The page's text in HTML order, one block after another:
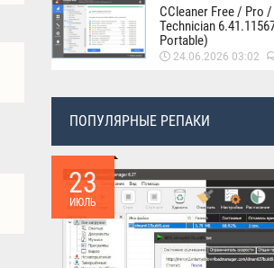
CCleaner Free / Pro
Technician
Portable)
24.06.2026 03:02
ПОПУЛЯРНЫЕ РЕПАКИ
23
ИЮЛЬ